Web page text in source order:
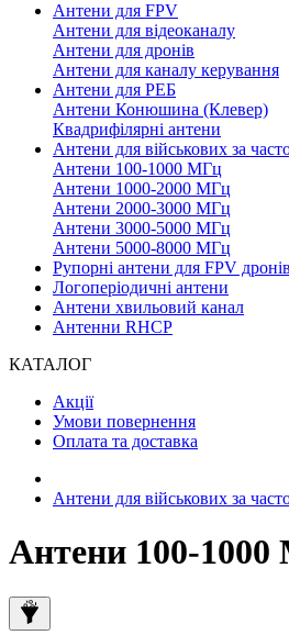
Антени для FPV
Антени для відеоканалу
Антени для дронів
Антени для каналу керування
Антени для РЕБ
Антени Конюшина (Клевер)
Квадрифілярні антени
Антени для військових за
Антени 100-1000 МГц
Антени 1000-2000 МГц
Антени 2000-3000 МГц
Антени 3000-5000 МГц
Антени 5000-8000 МГц
Рупорні антени для FPV дронів
Логоперіодичні антени
Антени хвильовий канал
Антенни RHCP
КАТАЛОГ
Акції
Умови повернення
Оплата та доставка
Антени для військових за
Антени 100-